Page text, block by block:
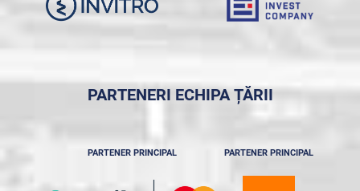
PARTENERI ECHIPA ȚĂRII
PARTENER PRINCIPAL PARTENER PRINCIPAL